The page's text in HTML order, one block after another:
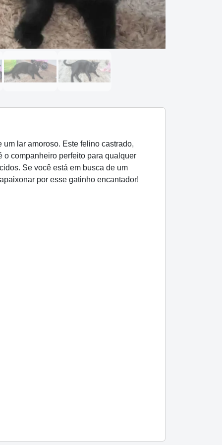
lar amoroso. Este felino castrado,
o companheiro perfeito para qualquer
Se você está em busca de um
por esse gatinho encantador!